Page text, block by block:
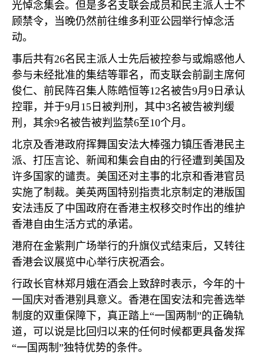
光悼念集会。但是多名支联会成员和民主派人士不
顾禁令，当晚仍然前往维多利亚公园举行悼念活
动。
事后共有26名民主派人士先后被控参与或煽惑他人
参与未经批准的集结等罪名，而支联会前副主席何
俊仁、前民阵召集人陈皓恒等12名被告9月 9 日承认
控罪，并于9月 15 日被判刑，其中3名被告被判缓
刑，其余9名被告被判监禁6至10个月。
北京及香港政府挥舞国安法大棒强力镇压香港民主
派、打压言论、新闻和集会自由的行径遭到美国及
许多国家的谴责。美国还对主事的北京和香港官员
实施了制裁。美英两国特别指责北京制定的港版国
安法违反了中国政府在香港主权移交时作出的维护
香港自由生活方式的承诺。
港府在金紫荆广场举行的升旗仪式结束后，又转往
香港会议展览中心举行庆祝酒会。
行政长官林郑月娥在酒会上致辞时表示，今年的十
一国庆对香港别具意义。香港在国安法和完善选举
制度的双重保障下，真正踏上“一国两制”的正确轨
道，可以说是比回归以来的任何时候都更具备发挥
“一国两制”独特优势的条件。